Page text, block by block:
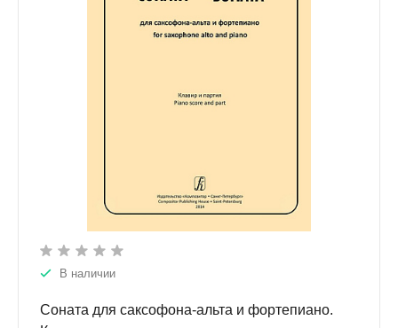
В наличии
Соната для саксофона-альта и фортепиано.